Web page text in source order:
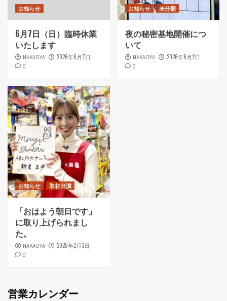
お知らせ
6月7日（日）臨時休業
いたします
NAKAOYA 2026年6月7日
0
お知らせ 未分類
夜の秘密基地開催につ
いて
NAKAOYA 2026年6月2日
0
お知らせ 取材出演
「おはよう朝日です」
に取り上げられまし
た。
NAKAOYA 2026年2月3日
0
営業カレンダー